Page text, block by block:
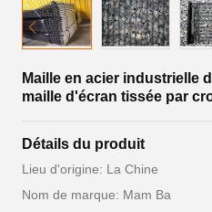
Maille en acier industrielle
maille d'écran tissée par
Détails du produit
Lieu d'origine: La Chine
Nom de marque: Mam Ba